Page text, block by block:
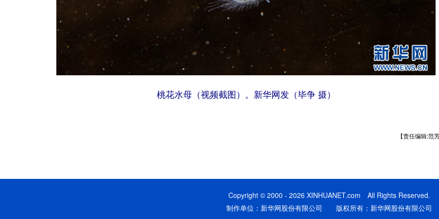
桃花水母（视频截图）。新华网发（毕争 摄）
【责任编辑:范
Copyright © 2000 - 2026 XINHUANET.com All Rights Reserved.
制作单位：新华网股份有限公司 版权所有：新华网股份有限公司